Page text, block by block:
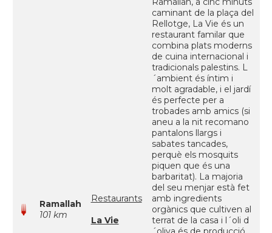
Ramallah
101 km
Restaurants
La Vie
caminant de la plaça del
Rellotge, La Vie és un
restaurant familar que
combina plats moderns
de cuina internacional i
tradicionals palestins. L
´ambient és íntim i
molt agradable, i el jardí
és perfecte per a
trobades amb amics (si
aneu a la nit recomano
pantalons llargs i
sabates tancades,
perquè els mosquits
piquen que és una
barbaritat). La majoria
del seu menjar està fet
amb ingredients
orgànics que cultiven al
terrat de la casa i l´oli d